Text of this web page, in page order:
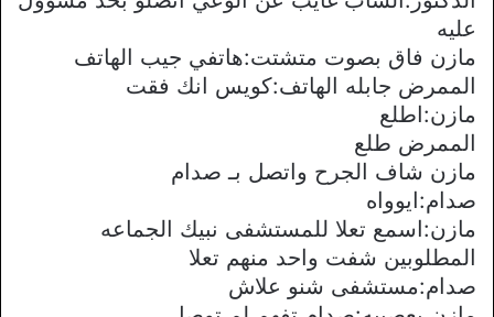
عليه
مازن فاق بصوت متشتت:هاتفي جيب الهاتف
الممرض جابله الهاتف:كويس انك فقت
مازن:اطلع
الممرض طلع
مازن شاف الجرح واتصل بـ صدام
صدام:ايوواه
مازن:اسمع تعلا للمستشفى نبيك الجماعه
المطلوبين شفت واحد منهم تعلا
صدام:مستشفى شنو علاش